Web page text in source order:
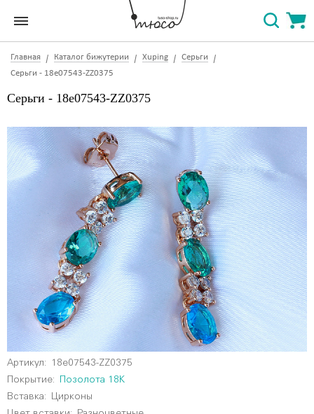
Главная Каталог бижутерии Xuping
Серьги
Серьги - 18e07543-ZZ0375
Серьги - 18e07543-ZZ0375
Артикул:
18e07543-ZZ0375
Покрытие:
Позолота 18К
Вставка: Цирконы